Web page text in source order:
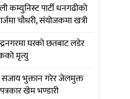
कम्युनिस्ट पार्टी धनगढीको
चौधरी, संयोजकमा खत्री
घरको छतबाट लडेर
मृत्यु
भुक्तान गरेर जेलमुक्त
खेम भण्डारी